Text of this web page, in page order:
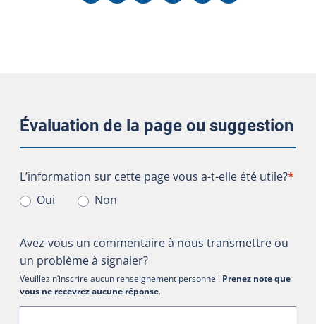
Évaluation de la page ou suggestion
L’information sur cette page vous a-t-elle été utile?
L’information sur cette page vous a-t-elle été utile?*
Oui
Non
Avez-vous un commentaire à nous transmettre ou
un problème à signaler?
Veuillez n’inscrire aucun renseignement personnel. Prenez note que
vous ne recevrez aucune réponse.